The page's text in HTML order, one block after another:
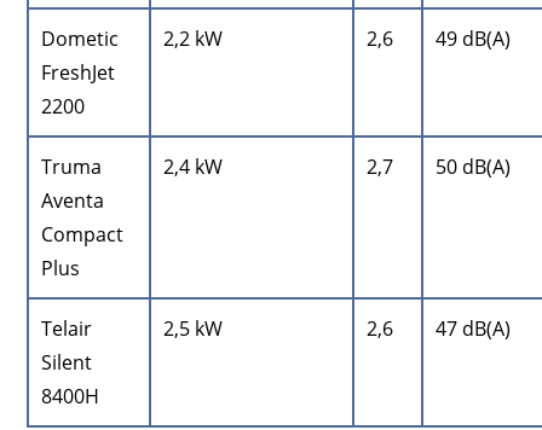
Dometic
FreshJet
2200
2,2 kW 2,6 49 dB(A)
Truma
Aventa
Compact
Plus
2,4 kW 2,7 50 dB(A)
Telair
Silent
8400H
2,5 kW 2,6 47 dB(A)